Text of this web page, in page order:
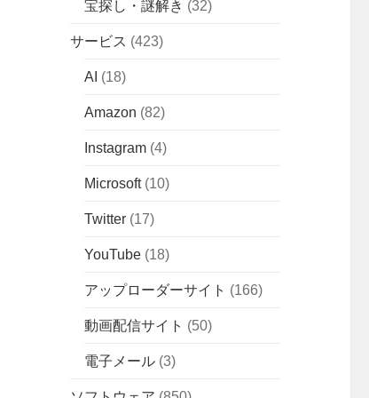
宝探し・謎解き (32)
サービス (423)
AI (18)
Amazon (82)
Instagram (4)
Microsoft(10)
Twitter (17)
YouTube (18)
アップローダーサイト (166)
動画配信サイト (50)
電子メール (3)